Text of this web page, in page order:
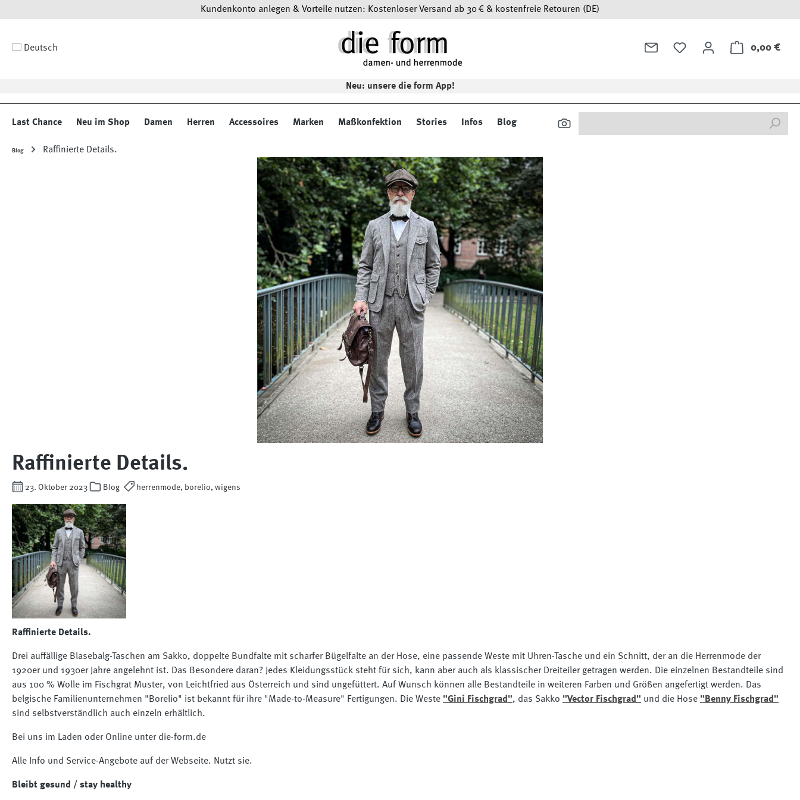
Kundenkonto anlegen & Vorteile nutzen: Kostenloser Versand ab 30 € & kostenfreie Retouren (DE)
Deutsch 0,00 €
Neu: unsere die form App!
Last Chance Neu im Shop Damen Herren Accessoires Marken Maßkonfektion Stories Infos Blog
Blog Raffinierte Details.
Raffinierte Details.
23. Oktober 2023 Blog herrenmode, borelio, wigens
Raffinierte Details.
Drei auffällige Blasebalg-Taschen am Sakko, doppelte Bundfalte mit scharfer Bügelfalte an der Hose, eine passende Weste mit Uhren-Tasche und ein Schnitt, der an die Herrenmode der
1920er und 1930er Jahre angelehnt ist. Das Besondere daran? Jedes Kleidungsstück steht für sich, kann aber auch als klassischer Dreiteiler getragen werden. Die einzelnen Bestandteile sind
aus 100 % Wolle im Fischgrat Muster, von Leichtfried aus Österreich und sind ungefüttert. Auf Wunsch können alle Bestandteile in weiteren Farben und Größen angefertigt werden. Das
belgische Familienunternehmen "Borelio" ist bekannt für ihre "Made-to-Measure" Fertigungen. Die Weste "Gini Fischgrad", das Sakko "Vector Fischgrad" und die Hose "Benny Fischgrad"
sind selbstverständlich auch einzeln erhältlich.
Bei uns im Laden oder Online unter die-form.de
Alle Info und Service-Angebote auf der Webseite. Nutzt sie.
Bleibt gesund / stay healthy